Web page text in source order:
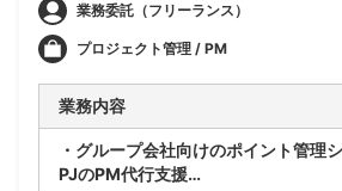
業務委託（フリーランス）
プロジェクト管理 / PM
業務内容
・グループ会社向けのポイント管理
PJのPM代行支援